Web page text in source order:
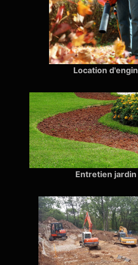
Location d'engin
Entretien jardin